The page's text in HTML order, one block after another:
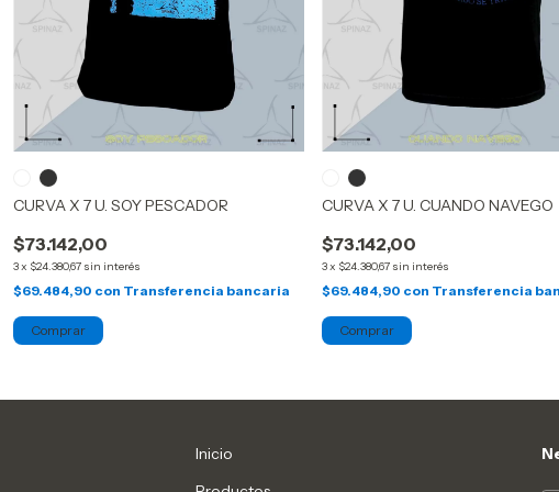
CURVA X 7 U. SOY PESCADOR
$73.142,00
3x $24.380,67 sin interés
$69.484,90 con Transferencia bancaria
Comprar
CURVA X 7 U. CUANDO NAVEGO
$73.142,00
3x $24.380,67 sin interés
$69.484,90 con Transferencia
Comprar
Inicio